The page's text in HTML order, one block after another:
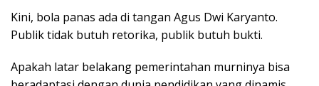
​Kini, bola panas ada di tangan Agus Dwi Karyanto.
Publik tidak butuh retorika, publik butuh bukti.
Apakah latar belakang pemerintahan murninya bisa